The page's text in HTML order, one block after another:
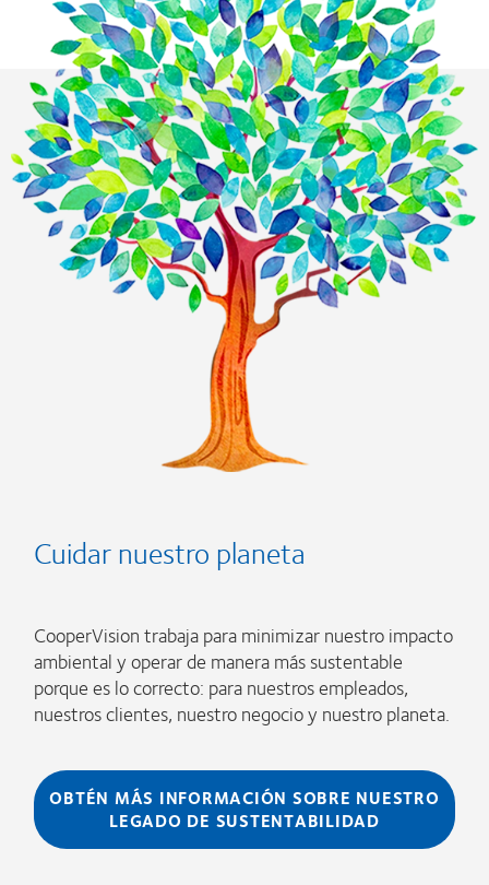
Cuidar nuestro planeta
CooperVision trabaja para minimizar nuestro impacto
ambiental y operar de manera más sustentable
porque es lo correcto: para nuestros empleados,
nuestros clientes, nuestro negocio y nuestro planeta.
OBTÉN MÁS INFORMACIÓN SOBRE NUESTRO
LEGADO DE SUSTENTABILIDAD